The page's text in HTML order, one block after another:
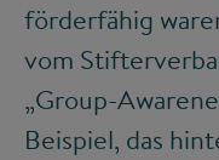
förderfähig
vom
„Group-
Beispiel, das